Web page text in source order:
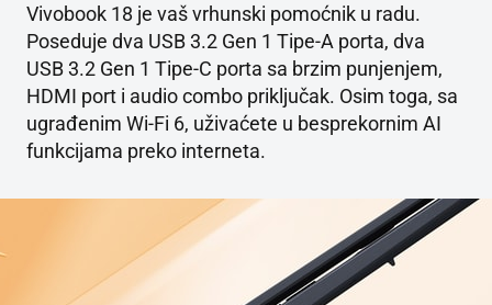
Vivobook 18 je vaš vrhunski pomoćnik u radu.
Poseduje dva USB 3.2 Gen 1 Tipe-A porta, dva
USB 3.2 Gen 1 Tipe-C porta sa brzim punjenjem,
HDMI port i audio combo priključak. Osim toga, sa
ugrađenim Wi-Fi 6, uživaćete u besprekornim AI
funkcijama preko interneta.